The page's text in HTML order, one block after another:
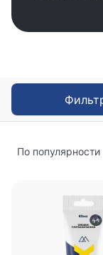
По популярности